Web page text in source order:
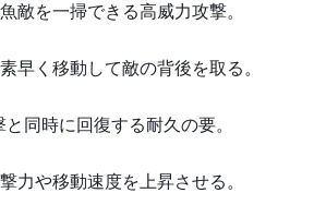
敵を一掃できる高威力攻撃。
早く移動して敵の背後を取る。
同時に回復する耐久の要。
力や移動速度を上昇させる。